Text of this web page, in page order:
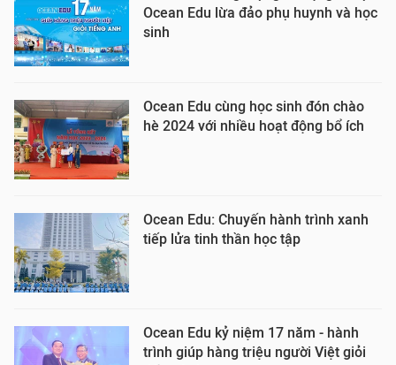
Ocean Edu lừa đảo phụ huynh và học
sinh
Ocean Edu cùng học sinh đón chào
hè 2024 với nhiều hoạt động bổ ích
Ocean Edu: Chuyến hành trình xanh
tiếp lửa tinh thần học tập
Ocean Edu kỷ niệm 17 năm - hành
trình giúp hàng triệu người Việt giỏi